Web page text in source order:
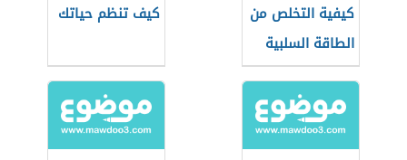
كيفية التخلص من
الطاقة السلبية
كيف تنظم حياتك